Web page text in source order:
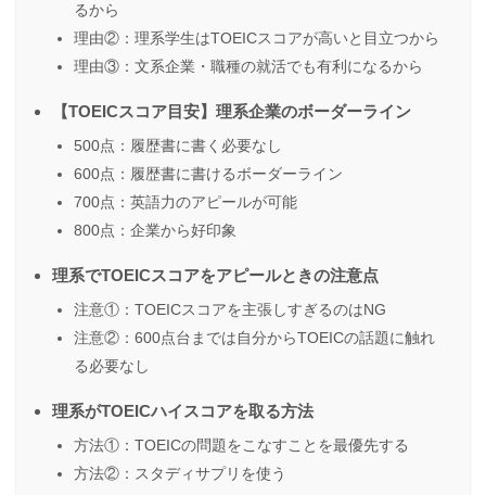
るから
理由②：理系学生はTOEICスコアが高いと目立つから
理由③：文系企業・職種の就活でも有利になるから
【TOEICスコア目安】理系企業のボーダーライン
500点：履歴書に書く必要なし
600点：履歴書に書けるボーダーライン
700点：英語力のアピールが可能
800点：企業から好印象
理系でTOEICスコアをアピールときの注意点
注意①：TOEICスコアを主張しすぎるのはNG
注意②：600点台までは自分からTOEICの話題に触れ
る必要なし
理系がTOEICハイスコアを取る方法
方法①：TOEICの問題をこなすことを最優先する
方法②：スタディサプリを使う